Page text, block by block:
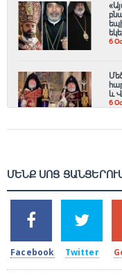
6
և
6
ՄԵՆՔ ՍՈՑ
2k
SHARES
Facebook
1.5k
TWEETS
Twitter